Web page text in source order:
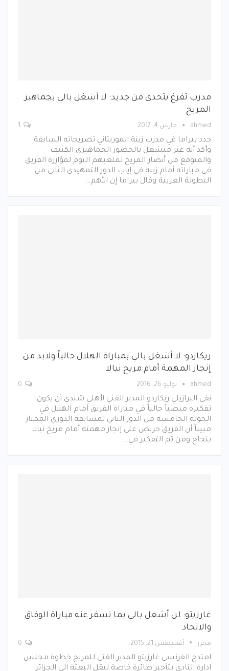
مدرب تفرغ يتحدى من جديد: لا أشغل بالي بجماهير
المريخ
ahmed مارس 4, 2017
جدد بيراما غي مدرب زينة الموريتاني تصريحاته السابقة
وأكد أنه غير منشغل بالحضور الجماهيري الكثيف
والمتوقع من أنصار المريخ لملعبهم اليوم لمؤازرة الفريق
في مباراته أمام زينة في إياب الدور التمهيدي الثاني من
البطولة العربية وقال بيراما إن الأهم…
ريكاردو: لا أشغل بالي بمباراة الهلال حالياً ولابد من
إنجاز المهمة أمام مريخ نيالا
ahmed يوليو 26, 2016
نفى البرازيلي ريكاردو المدير الفني لأهلي شندي أن يكون
تفكيره منصباً حالياً في مباراة الفريق أمام الهلال في
الجولة الخامسة من الدور الثاني لمسابقة الدوري الممتاز
مبيناً أن الفريق حريص على إنجاز مهمته أمام مريخ نيالا
بنجاح ومن ثم التفكير في…
غارزيتو: لن أشغل بالي بما تسفر عنه مباراة الوفاق
والاتحاد
محرر أغسطس 21, 2015
امتدح الفرنسي غارزيتو المدير الفني للمريخ خطوة مجلس
ادارة النادي بتأجير طائرة خاصة لتقل البعثة الى الجزائر